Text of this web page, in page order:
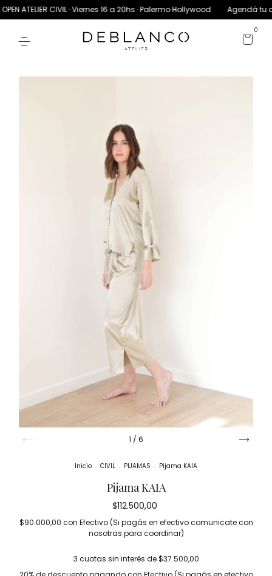
ATELIER CIVIL · Viernes 16 a 20hs · Palermo Hollywood Agendá tu cita
0
1 / 6
Inicio . CIVIL . PIJAMAS . Pijama KAIA
Pijama KAIA
$112.500,00
$90.000,00 con Efectivo (Si pagás en efectivo comunicate con
nosotras para coordinar)
3 cuotas sin interés de$37.500,00